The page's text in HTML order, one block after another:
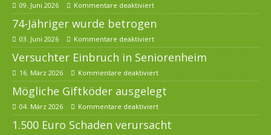
09. Juni 2026 Kommentare deaktiviert
74-Jähriger wurde betrogen
03. Juni 2026 Kommentare deaktiviert
Versuchter Einbruch in Seniorenheim
16. März 2026 Kommentare deaktiviert
Mögliche Giftköder ausgelegt
04. März 2026 Kommentare deaktiviert
1.500 Euro Schaden verursacht